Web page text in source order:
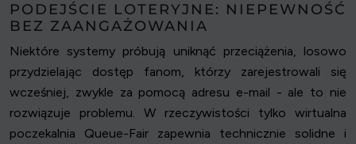
PODEJŚCIE LOTERYJNE: NIEPEWNOŚĆ
BEZ ZAANGAŻOWANIA
Niektóre systemy próbują uniknąć przeciążenia, losowo
przydzielając dostęp fanom, którzy zarejestrowali się
wcześniej, zwykle za pomocą adresu e-mail - ale to nie
rozwiązuje problemu. W rzeczywistości tylko wirtualna
poczekalnia Queue-Fair zapewnia technicznie solidne i